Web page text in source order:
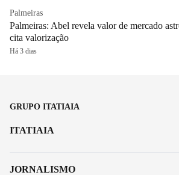
Palmeiras
Palmeiras: Abel revela valor de mercado
cita valorização
Há 3 dias
GRUPO ITATIAIA
ITATIAIA
JORNALISMO